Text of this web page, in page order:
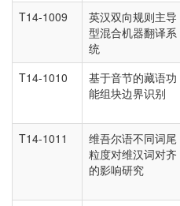
T14-1009
英汉双向规则主导
型混合机器翻译系
统
T14-1010
基于音节的藏语功
能组块边界识别
T14-1011
维吾尔语不同词尾
粒度对维汉词对齐
的影响研究